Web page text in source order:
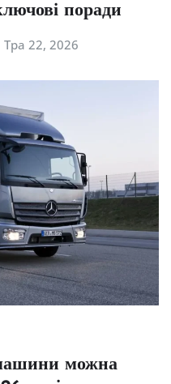
поради
Тра 22, 2026
машини можна